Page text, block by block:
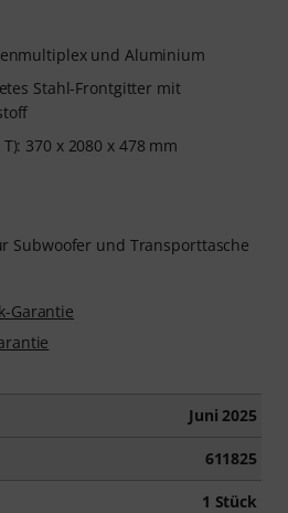
und Aluminium
Stahl-Frontgitter mit
370 x 2080 x 478 mm
Subwoofer und Transporttasche
Garantie
Juni 2025
611825
1 Stück